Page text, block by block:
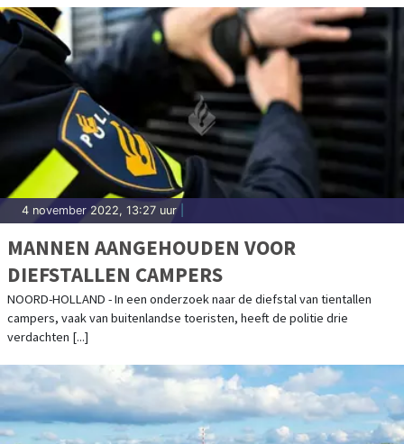
4 november 2022, 13:27 uur|
MANNEN AANGEHOUDEN VOOR
DIEFSTALLEN CAMPERS
NOORD-HOLLAND - In een onderzoek naar de diefstal van tientallen
campers, vaak van buitenlandse toeristen, heeft de politie drie
verdachten [...]